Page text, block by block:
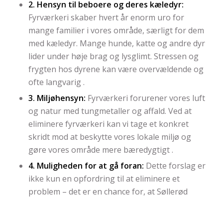
2. Hensyn til beboere og deres kæledyr:
Fyrværkeri skaber hvert år enorm uro for
mange familier i vores område, særligt for dem
med kæledyr. Mange hunde, katte og andre dyr
lider under høje brag og lysglimt. Stressen og
frygten hos dyrene kan være overvældende og
ofte langvarig .
3. Miljøhensyn: Fyrværkeri forurener vores luft
og natur med tungmetaller og affald. Ved at
eliminere fyrværkeri kan vi tage et konkret
skridt mod at beskytte vores lokale miljø og
gøre vores område mere bæredygtigt .
4. Muligheden for at gå foran: Dette forslag er
ikke kun en opfordring til at eliminere et
problem – det er en chance for, at Søllerød